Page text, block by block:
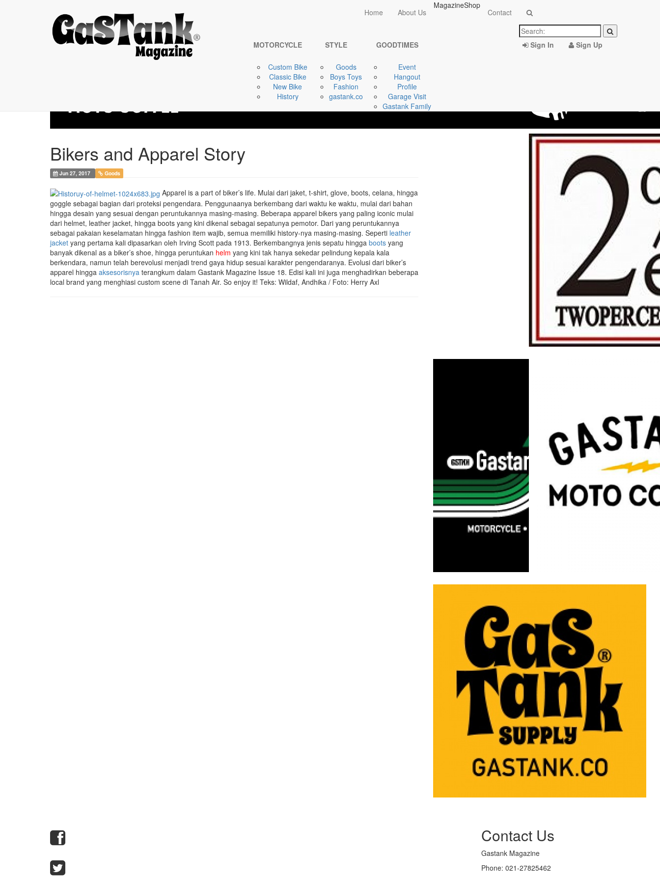
Home About Us
MagazineShop
Contact
MOTORCYCLE
Custom Bike
Classic Bike
New Bike
History
STYLE
Goods
Boys Toys
Fashion
gastank.co
GOODTIMES
Event
Hangout
Profile
Garage Visit
Gastank Family
Sign In Sign Up
Bikers and Apparel ...
Home
STYLE
Bikers and Apparel Story
Jun 27, 2017 Goods
Apparel is a part of biker’s life. Mulai dari jaket, t-shirt, glove, boots, celana, hingga
goggle sebagai bagian dari proteksi pengendara. Penggunaanya berkembang dari waktu ke waktu, mulai dari bahan
hingga desain yang sesuai dengan peruntukannya masing-masing. Beberapa apparel bikers yang paling iconic mulai
dari helmet, leather jacket, hingga boots yang kini dikenal sebagai sepatunya pemotor. Dari yang peruntukannya
sebagai pakaian keselamatan hingga fashion item wajib, semua memiliki history-nya masing-masing. Seperti leather
jacket yang pertama kali dipasarkan oleh Irving Scott pada 1913. Berkembangnya jenis sepatu hingga boots yang
banyak dikenal as a biker’s shoe, hingga peruntukan helm yang kini tak hanya sekedar pelindung kepala kala
berkendara, namun telah berevolusi menjadi trend gaya hidup sesuai karakter pengendaranya. Evolusi dari biker’s
apparel hingga aksesorisnya terangkum dalam Gastank Magazine Issue 18. Edisi kali ini juga menghadirkan beberapa
local brand yang menghiasi custom scene di Tanah Air. So enjoy it! Teks: Wildaf, Andhika / Foto: Herry Axl
Contact Us
Gastank Magazine
Phone: 021-27825462